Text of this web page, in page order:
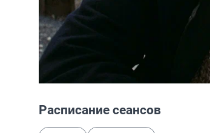
Расписание сеансов